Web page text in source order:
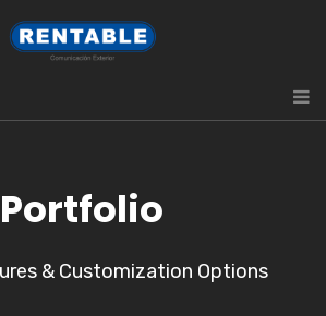
Portfolio
& Customization Options